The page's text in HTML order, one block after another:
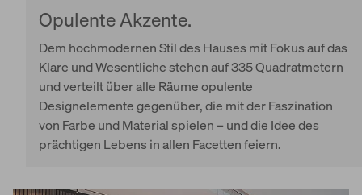
Opulente Akzente.
Dem hochmodernen Stil des Hauses mit Fokus auf das
Klare und Wesentliche stehen auf 335 Quadratmetern
und verteilt über alle Räume opulente
Designelemente gegenüber, die mit der Faszination
von Farbe und Material spielen – und die Idee des
prächtigen Lebens in allen Facetten feiern.